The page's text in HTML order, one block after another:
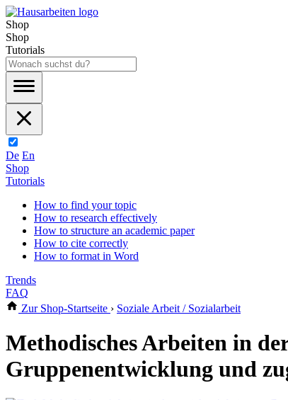
Shop
Shop
Tutorials
De En
Shop
Tutorials
How to find your topic
How to research effectively
How to structure an academic paper
How to cite correctly
How to format in Word
Trends
FAQ
Zur Shop-Startseite › Soziale Arbeit / Sozialarbeit
Methodisches Arbeiten in
Gruppenentwicklung und